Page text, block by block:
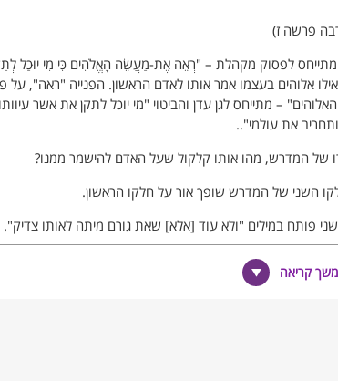
פרשה ז)
לפסוק מקהלת – "רְאֵה אֶת-מַעֲשֵׂה הָאֱלֹהִים כִּי מִי יוּכַל
אלוהים בעצמו אמר אותו לאדם הראשון. הפנייה "ראה",
– מתייחס לגן עדן והביטוי "מי יוכל לתקן את אשר
את עולמי"..
של המדרש, מהו אותו קלקול שעל האדם להישמר ממנו?
השני של המדרש שופך אור על חלקו הראשון.
פותח במילים "ולא עוד [אלא] שאת גורם מיתה לאותו
פי המדרש, אדם הראשון הוא שגרם למיתתו של משה רבנו.
הראשון גרם מיתה למשה רבנו שחי דורות רבים אחריו?
קריאה